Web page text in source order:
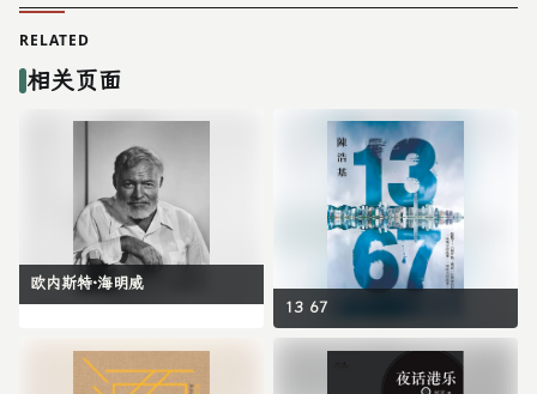
RELATED
相关页面
欧内斯特·海明威
13 67